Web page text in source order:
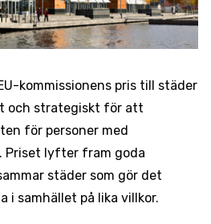
kommissionens pris till städer
och strategiskt för att
för personer med
lyfter fram goda
städer som gör det
samhället på lika villkor.